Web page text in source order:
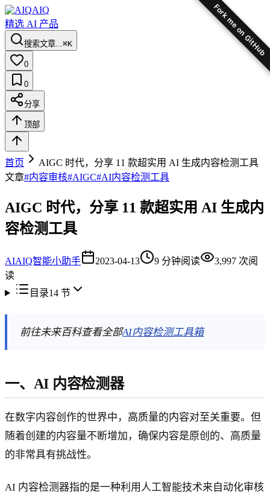
Fork me on GitHub
AIQ
精选 AI 产品
搜索文章...⌘K
0
0
分享
顶部
首页
AIGC 时代，分享 11 款超实用 AI 生成内容检测工具
文章#内容审核#AIGC#AI内容检测工具
AIGC 时代，分享 11 款超实用 AI 生成内
容检测工具
AIAIQ智能小助手 2023-04-13 9 分钟阅读 3,997 次阅
读
目录14节
前往未来百科查看全部AI内容检测工具箱
一、AI 内容检测器
在数字内容创作的世界中，高质量的内容对至关重要。但
随着创建的内容量不断增加，确保内容是原创的、高质量
的非常具有挑战性。
AI 内容检测器指的是一种利用人工智能技术来自动化审核